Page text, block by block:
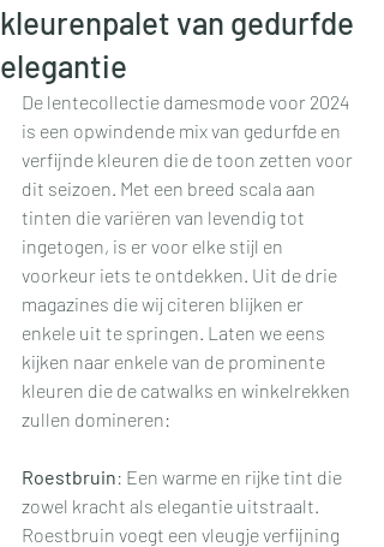
kleurenpalet van gedurfde
elegantie
De lentecollectie damesmode voor 2024
is een opwindende mix van gedurfde en
verfijnde kleuren die de toon zetten voor
dit seizoen. Met een breed scala aan
tinten die variëren van levendig tot
ingetogen, is er voor elke stijl en
voorkeur iets te ontdekken. Uit de drie
magazines die wij citeren blijken er
enkele uit te springen. Laten we eens
kijken naar enkele van de prominente
kleuren die de catwalks en winkelrekken
zullen domineren:
Roestbruin: Een warme en rijke tint die
zowel kracht als elegantie uitstraalt.
Roestbruin voegt een vleugje verfijning